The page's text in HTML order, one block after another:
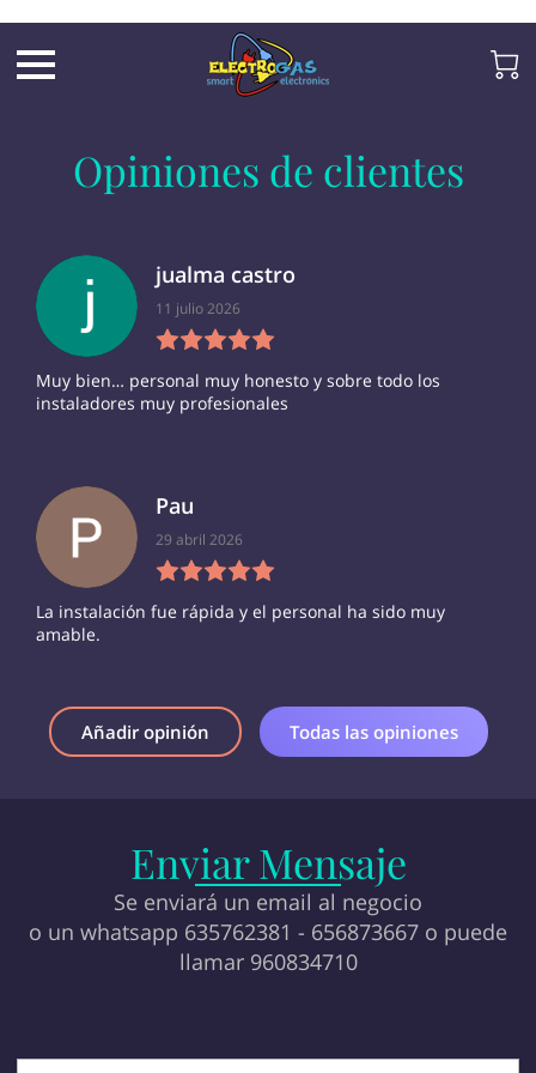
Opiniones de clientes
jualma castro
11 julio 2026
Muy bien… personal muy honesto y sobre todo los
instaladores muy profesionales
Pau
29 abril 2026
La instalación fue rápida y el personal ha sido muy
amable.
Añadir opinión Todas las opiniones
Enviar Mensaje
Se enviará un email al negocio
o un whatsapp 635762381 - 656873667 o puede
llamar 960834710